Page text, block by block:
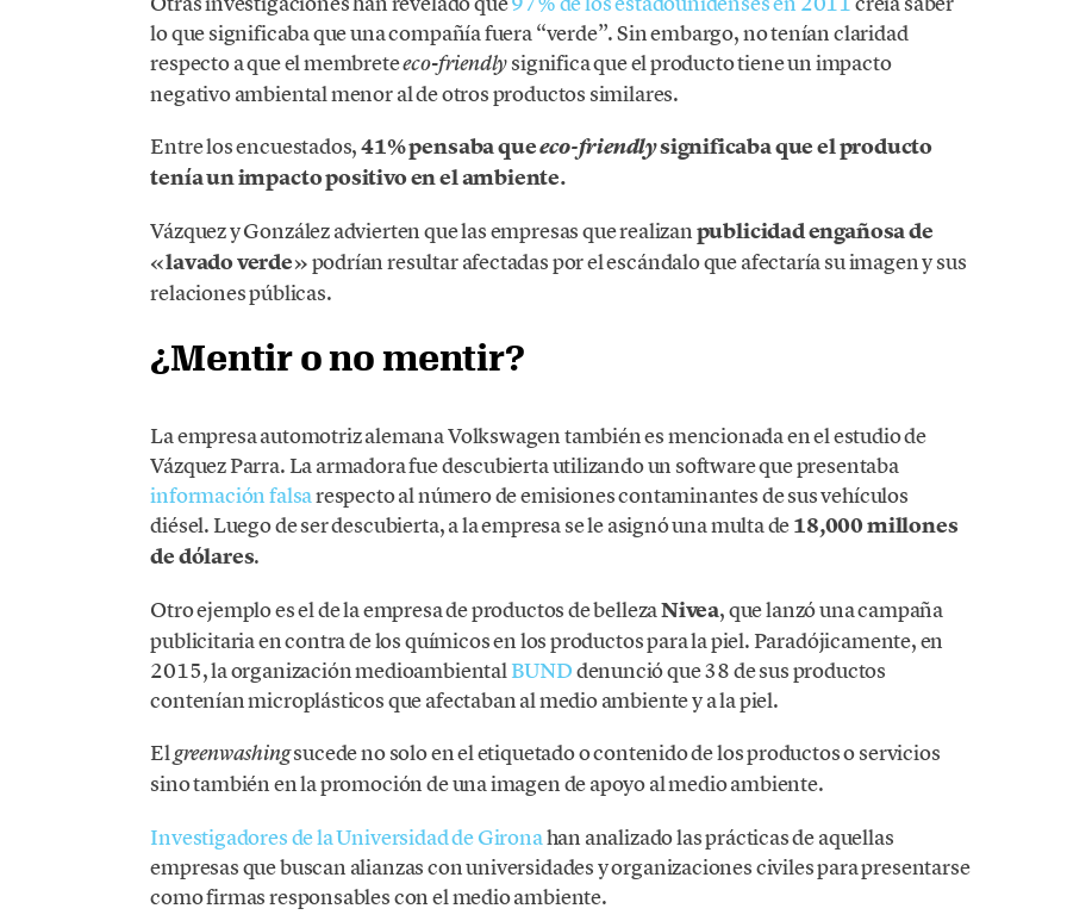
lo que significaba que una compañía fuera “verde”. Sin embargo, no tenían claridad
respecto a que el membreteeco-friendlysignifica que el producto tiene un impacto
negativo ambiental menor al de otros productos similares.
Entre los encuestados,41% pensaba queeco-friendlysignificaba que el producto
tenía un impacto positivo en el ambiente.
Vázquez y González advierten que las empresas que realizanpublicidad engañosa de
«lavado verde»podrían resultar afectadas por el escándalo que afectaría su imagen y sus
relaciones públicas.
¿Mentir o no mentir?
La empresa automotriz alemana Volkswagen también es mencionada en el estudio de
Vázquez Parra. La armadora fue descubierta utilizando un software que presentaba
información falsarespecto al número de emisiones contaminantes de sus vehículos
diésel. Luego de ser descubierta, a la empresa se le asignó una multa de18,000 millones
de dólares.
Otro ejemplo es el de la empresa de productos de bellezaNivea, que lanzó una campaña
publicitaria en contra de los químicos en los productos para la piel. Paradójicamente, en
2015, la organización medioambientalBUNDdenunció que 38 de sus productos
contenían microplásticos que afectaban al medio ambiente y a la piel.
Elgreenwashingsucede no solo en el etiquetado o contenido de los productos o servicios
sino también en la promoción de una imagen de apoyo al medio ambiente.
Investigadores de la Universidad de Gironahan analizado las prácticas de aquellas
empresas que buscan alianzas con universidades y organizaciones civiles para presentarse
como firmas responsables con el medio ambiente.